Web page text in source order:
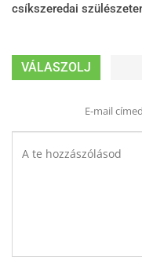
csíkszeredai
VÁLASZOLJ
E-mail